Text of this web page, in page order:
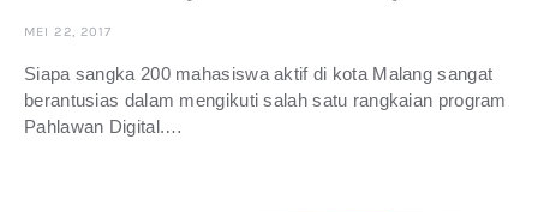
MEI 22, 2017
Siapa sangka 200 mahasiswa aktif di kota Malang sangat
berantusias dalam mengikuti salah satu rangkaian program
Pahlawan Digital.…